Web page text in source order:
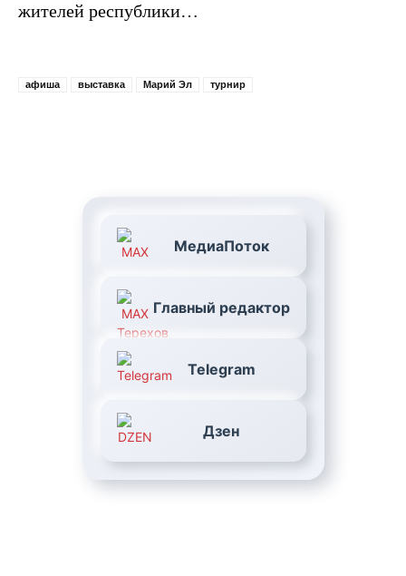
жителей республики…
афиша выставка Марий Эл турнир
МедиаПоток
Главный редактор
Telegram
Дзен